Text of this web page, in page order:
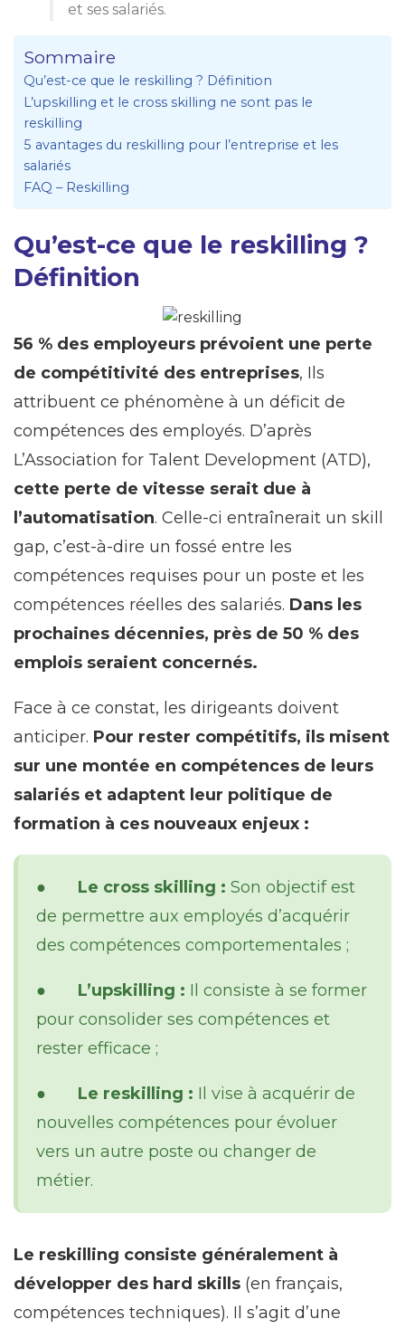
et ses salariés.
Sommaire
Qu’est-ce que le reskilling ? Définition
L’upskilling et le cross skilling ne sont pas le
reskilling
5 avantages du reskilling pour l’entreprise et les
salariés
FAQ – Reskilling
Qu’est-ce que le reskilling ?
Définition
56 % des employeurs prévoient une perte
de compétitivité des entreprises, Ils
attribuent ce phénomène à un déficit de
compétences des employés. D’après
L’Association for Talent Development (ATD),
cette perte de vitesse serait due à
l’automatisation. Celle-ci entraînerait un skill
gap, c’est-à-dire un fossé entre les
compétences requises pour un poste et les
compétences réelles des salariés. Dans les
prochaines décennies, près de 50 % des
emplois seraient concernés.
Face à ce constat, les dirigeants doivent
anticiper. Pour rester compétitifs, ils misent
sur une montée en compétences de leurs
salariés et adaptent leur politique de
formation à ces nouveaux enjeux :
● Le cross skilling : Son objectif est
de permettre aux employés d’acquérir
des compétences comportementales ;
● L’upskilling : Il consiste à se former
pour consolider ses compétences et
rester efficace ;
● Le reskilling : Il vise à acquérir de
nouvelles compétences pour évoluer
vers un autre poste ou changer de
métier.
Le reskilling consiste généralement à
développer des hard skills (en français,
compétences techniques). Il s’agit d’une